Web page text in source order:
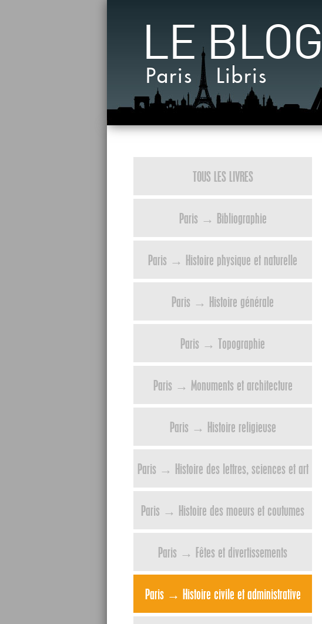
LE BLOG
Paris Libris
TOUS LES LIVRES
Paris → Bibliographie
Paris → Histoire physique et naturelle
Paris → Histoire générale
Paris → Topographie
Paris → Monuments et architecture
Paris → Histoire religieuse
Paris → Histoire des lettres, sciences et art
Paris → Histoire des moeurs et coutumes
Paris → Fêtes et divertissements
Paris → Histoire civile et administrative